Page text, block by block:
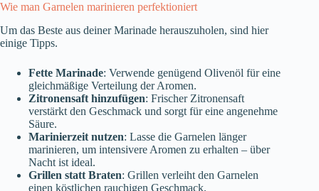
Wie man Garnelen marinieren perfektioniert
Um das Beste aus deiner Marinade herauszuholen, sind hier
einige Tipps.
Fette Marinade: Verwende genügend Olivenöl für eine
gleichmäßige Verteilung der Aromen.
Zitronensaft hinzufügen: Frischer Zitronensaft
verstärkt den Geschmack und sorgt für eine angenehme
Säure.
Marinierzeit nutzen: Lasse die Garnelen länger
marinieren, um intensivere Aromen zu erhalten – über
Nacht ist ideal.
Grillen statt Braten: Grillen verleiht den Garnelen
einen köstlichen rauchigen Geschmack.